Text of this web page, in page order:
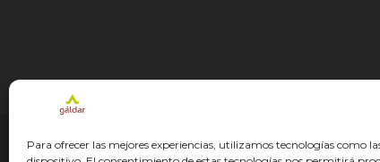
Para ofrecer las mejores experiencias, utilizamos tecnologías como
© GÁLDAR JACOBEO 2027